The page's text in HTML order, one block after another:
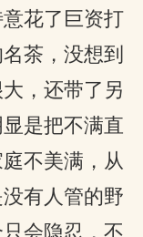
花了巨资打
茶，没想到
，还带了另
是把不满直
不美满，从
有人管的野
会隐忍，不